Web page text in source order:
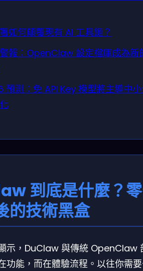
如何顛覆現有 AI 工具鏈？
報：OpenClaw 設定檔庫成為新
預測：免 API Key 模型將主導中
到底是什麼？
的技術黑盒
示，DuClaw 與傳統 OpenClaw
功能，而在體驗流程。以往你需